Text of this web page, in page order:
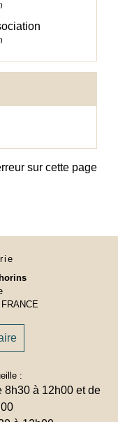
sur cette page
:
8h30 à 12h00 et de